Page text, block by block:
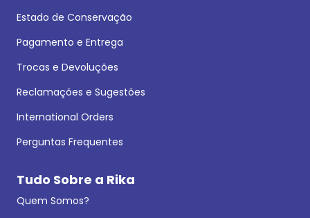
Estado de Conservação
Pagamento e Entrega
Trocas e Devoluções
Reclamações e Sugestões
International Orders
Perguntas Frequentes
Tudo Sobre a Rika
Quem Somos?